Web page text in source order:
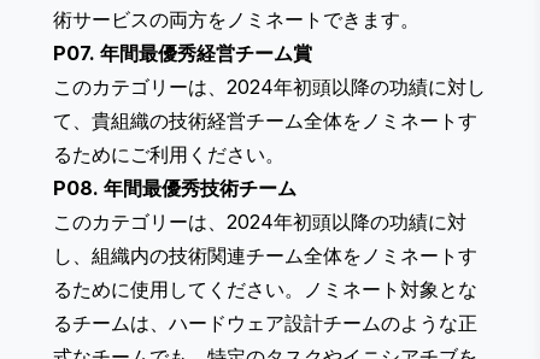
術サービスの両方をノミネートできます。
P07. 年間最優秀経営チーム賞
このカテゴリーは、2024年初頭以降の功績に対し
て、貴組織の技術経営チーム全体をノミネートす
るためにご利用ください。
P08. 年間最優秀技術チーム
このカテゴリーは、2024年初頭以降の功績に対
し、組織内の技術関連チーム全体をノミネートす
るために使用してください。ノミネート対象とな
るチームは、ハードウェア設計チームのような正